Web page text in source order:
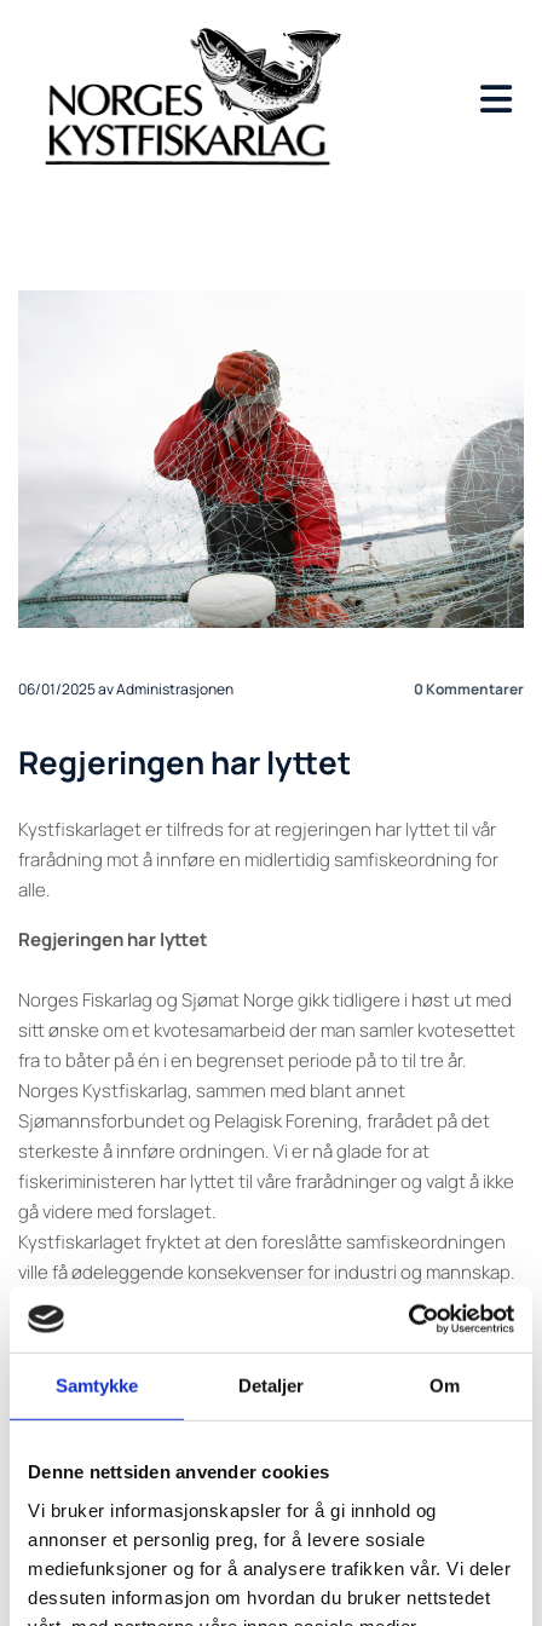
Samtykke Detaljer Om
Denne nettsiden anvender cookies
Vi bruker informasjonskapsler for å gi innhold og
annonser et personlig preg, for å levere sosiale
mediefunksjoner og for å analysere trafikken vår. Vi deler
dessuten informasjon om hvordan du bruker nettstedet
06/01/2025av Administrasjonen 0Kommentarer
Regjeringen har lyttet
Kystfiskarlaget er tilfreds for at regjeringen har lyttet til vår
frarådning mot å innføre en midlertidig samfiskeordning for
alle.
Regjeringen har lyttet
Norges Fiskarlag og Sjømat Norge gikk tidligere i høst ut med
sitt ønske om et kvotesamarbeid der man samler kvotesettet
fra to båter på én i en begrenset periode på to til tre år.
Norges Kystfiskarlag, sammen med blant annet
Sjømannsforbundet og Pelagisk Forening, frarådet på det
sterkeste å innføre ordningen. Vi er nå glade for at
fiskeriministeren har lyttet til våre frarådninger og valgt å ikke
gå videre med forslaget.
Kystfiskarlaget fryktet at den foreslåtte samfiskeordningen
ville få ødeleggende konsekvenser for industri og mannskap.
Ordningen la opp til at rederier potensielt kan halvere
mannskapsbesetningen over natten, evt halvere lønningene.
Industrien vil kunne oppleve en sentralisering av
råstoffleveringene som vil være gjøre det umulig å overleve.
Da hjelper det ikke at ordningen er midlertidig - hverken
komme tilbake om 3 år. Videre har norsk fiskerinæring
smertelige erfaringer med midlertidige ordninger –
argumentene om hvorfor disse må gjøres permanente for å
sikre levebrødet dukker fort opp.
Forslaget la opp til drastiske endringer i flåtestrukturen og